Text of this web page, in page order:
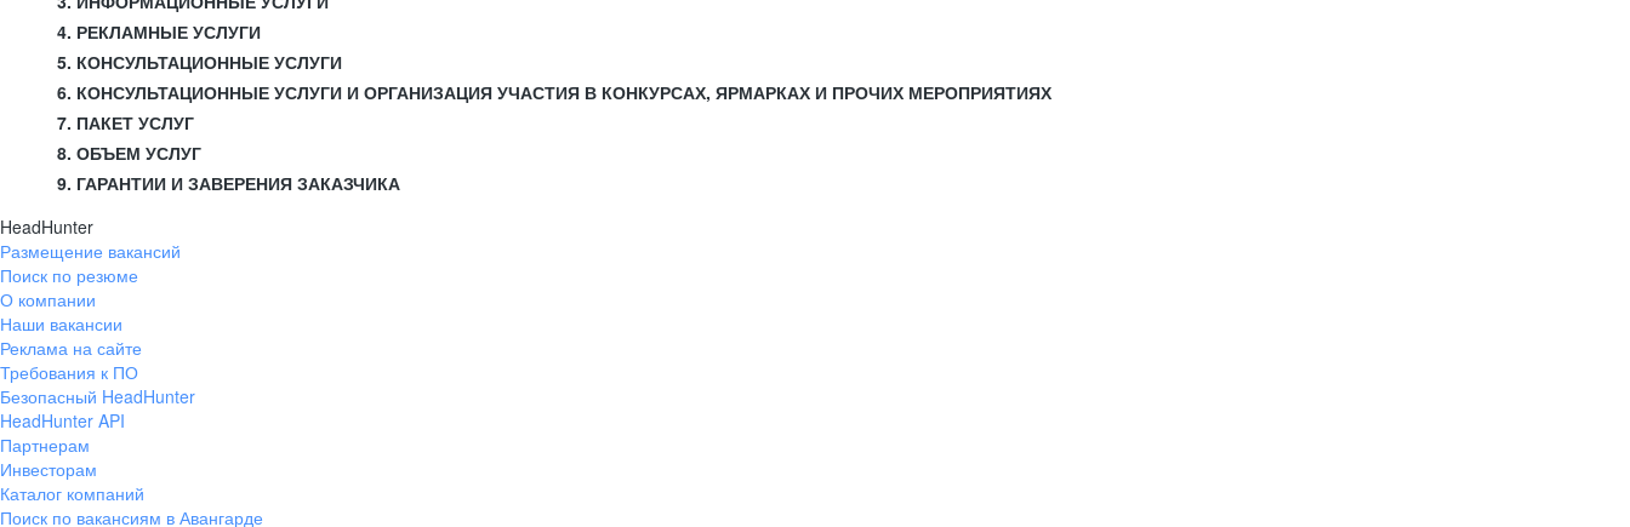
4. РЕКЛАМНЫЕ УСЛУГИ
5. КОНСУЛЬТАЦИОННЫЕ УСЛУГИ
6. КОНСУЛЬТАЦИОННЫЕ УСЛУГИ И ОРГАНИЗАЦИЯ УЧАСТИЯ В КОНКУРСАХ, ЯРМАРКАХ И ПРОЧИХ МЕРОПРИЯТИЯХ
7. ПАКЕТ УСЛУГ
8. ОБЪЕМ УСЛУГ
9. ГАРАНТИИ И ЗАВЕРЕНИЯ ЗАКАЗЧИКА
HeadHunter
Размещение вакансий
Поиск по резюме
О компании
Наши вакансии
Реклама на сайте
Требования к ПО
Безопасный HeadHunter
HeadHunter API
Партнерам
Инвесторам
Каталог компаний
Поиск по вакансиям в Авангарде